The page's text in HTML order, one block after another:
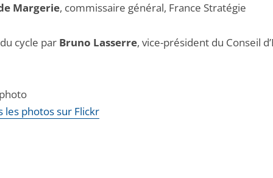
Margerie, commissaire général, France Stratégie
cycle par Bruno Lasserre, vice-président du Conseil
les photos sur Flickr